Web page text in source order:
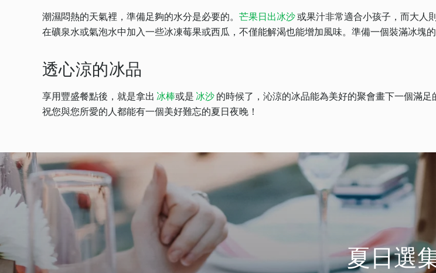
潮濕悶熱的天氣裡，準備足夠的水分是必要的。 芒果日出冰沙或果汁非常適合小孩子，而大人
在礦泉水或氣泡水中加入一些冰凍莓果或西瓜，不僅能解渴也能增加風味。準備一個裝滿冰塊
透心涼的冰品
享用豐盛餐點後，就是拿出 冰棒或是 冰沙 的時候了，沁涼的冰品能為美好的聚會畫下一個滿足
祝您與您所愛的人都能有一個美好難忘的夏日夜晚！
夏日選